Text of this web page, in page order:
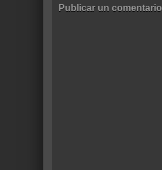
Publicar un comentario